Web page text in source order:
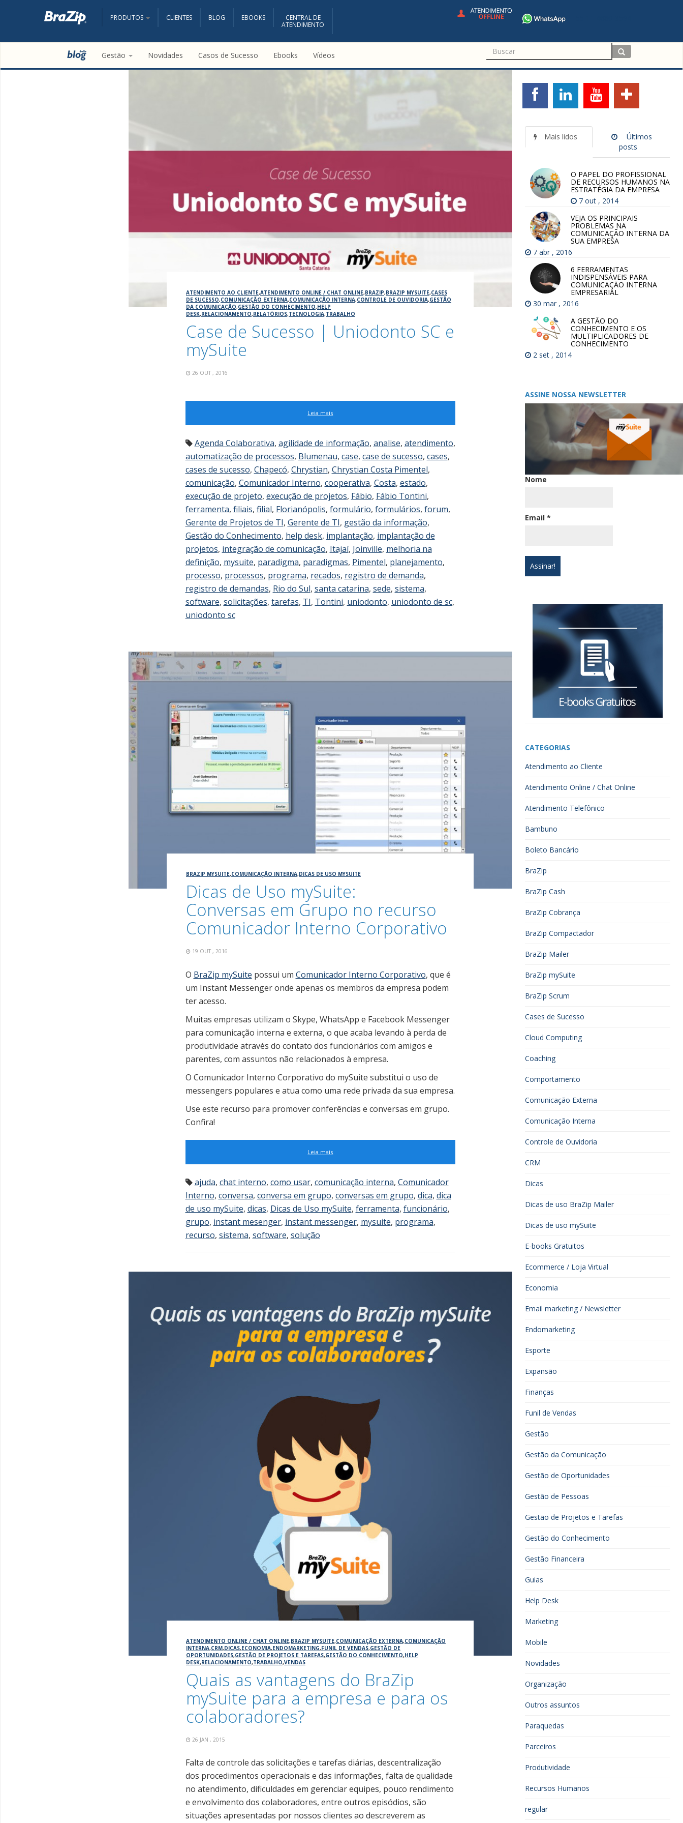
PRODUTOS CLIENTES BLOG EBOOKS
CENTRAL DE
ATENDIMENTO
Gestão Novidades Casos de Sucesso Ebooks Vídeos
ATENDIMENTO AO CLIENTE,ATENDIMENTO ONLINE / CHAT ONLINE,BRAZIP,BRAZIP MYSUITE,CASES
DE SUCESSO,COMUNICAÇÃO EXTERNA,COMUNICAÇÃO INTERNA,CONTROLE DE OUVIDORIA,GESTÃO
DA COMUNICAÇÃO,GESTÃO DO CONHECIMENTO,HELP
DESK,RELACIONAMENTO,RELATÓRIOS,TECNOLOGIA,TRABALHO
Case de Sucesso | Uniodonto SC e
mySuite
26 OUT , 2016
Leia mais
Agenda Colaborativa, agilidade de informação, analise, atendimento,
automatização de processos, Blumenau, case, case de sucesso, cases,
cases de sucesso, Chapecó, Chrystian, Chrystian Costa Pimentel,
comunicação, Comunicador Interno, cooperativa, Costa, estado,
execução de projeto, execução de projetos, Fábio, Fábio Tontini,
ferramenta, filiais, filial, Florianópolis, formulário, formulários, forum,
Gerente de Projetos de TI, Gerente de TI, gestão da informação,
Gestão do Conhecimento, help desk, implantação, implantação de
projetos, integração de comunicação, Itajaí, Joinville, melhoria na
definição, mysuite, paradigma, paradigmas, Pimentel, planejamento,
processo, processos, programa, recados, registro de demanda,
registro de demandas, Rio do Sul, santa catarina, sede, sistema,
software, solicitações, tarefas, TI, Tontini, uniodonto, uniodonto de sc,
uniodonto sc
BRAZIP MYSUITE,COMUNICAÇÃO INTERNA,DICAS DE USO MYSUITE
Dicas de Uso mySuite:
Conversas em Grupo no recurso
Comunicador Interno Corporativo
19 OUT , 2016
O BraZip mySuite possui um Comunicador Interno Corporativo, que é
um Instant Messenger onde apenas os membros da empresa podem
ter acesso.
Muitas empresas utilizam o Skype, WhatsApp e Facebook Messenger
para comunicação interna e externa, o que acaba levando à perda de
produtividade através do contato dos funcionários com amigos e
parentes, com assuntos não relacionados à empresa.
O Comunicador Interno Corporativo do mySuite substitui o uso de
messengers populares e atua como uma rede privada da sua empresa.
Use este recurso para promover conferências e conversas em grupo.
Confira!
Leia mais
ajuda, chat interno, como usar, comunicação interna, Comunicador
Interno, conversa, conversa em grupo, conversas em grupo, dica, dica
de uso mySuite, dicas, Dicas de Uso mySuite, ferramenta, funcionário,
grupo, instant mesenger, instant messenger, mysuite, programa,
recurso, sistema, software, solução
ATENDIMENTO ONLINE / CHAT ONLINE,BRAZIP MYSUITE,COMUNICAÇÃO EXTERNA,COMUNICAÇÃO
INTERNA,CRM,DICAS,ECONOMIA,ENDOMARKETING,FUNIL DE VENDAS,GESTÃO DE
OPORTUNIDADES,GESTÃO DE PROJETOS E TAREFAS,GESTÃO DO CONHECIMENTO,HELP
DESK,RELACIONAMENTO,TRABALHO,VENDAS
Quais as vantagens do BraZip
mySuite para a empresa e para os
colaboradores?
26 JAN , 2015
Falta de controle das solicitações e tarefas diárias, descentralização
dos procedimentos operacionais e das informações, falta de qualidade
no atendimento, dificuldades em gerenciar equipes, pouco rendimento
e envolvimento dos colaboradores, entre outros episódios, são
situações apresentadas por nossos clientes ao descreverem as
Mais lidos
Últimos
posts
O PAPEL DO PROFISSIONAL
DE RECURSOS HUMANOS NA
ESTRATÉGIA DA EMPRESA
7 out , 2014
VEJA OS PRINCIPAIS
PROBLEMAS NA
COMUNICAÇÃO INTERNA DA
SUA EMPRESA
7 abr , 2016
6 FERRAMENTAS
INDISPENSÁVEIS PARA
COMUNICAÇÃO INTERNA
EMPRESARIAL
30 mar , 2016
A GESTÃO DO
CONHECIMENTO E OS
MULTIPLICADORES DE
CONHECIMENTO
2 set , 2014
ASSINE NOSSA NEWSLETTER
Nome
Email *
CATEGORIAS
Atendimento ao Cliente
Atendimento Online / Chat Online
Atendimento Telefônico
Bambuno
Boleto Bancário
BraZip
BraZip Cash
BraZip Cobrança
BraZip Compactador
BraZip Mailer
BraZip mySuite
BraZip Scrum
Cases de Sucesso
Cloud Computing
Coaching
Comportamento
Comunicação Externa
Comunicação Interna
Controle de Ouvidoria
CRM
Dicas
Dicas de uso BraZip Mailer
Dicas de uso mySuite
E-books Gratuitos
Ecommerce / Loja Virtual
Economia
Email marketing / Newsletter
Endomarketing
Esporte
Expansão
Finanças
Funil de Vendas
Gestão
Gestão da Comunicação
Gestão de Oportunidades
Gestão de Pessoas
Gestão de Projetos e Tarefas
Gestão do Conhecimento
Gestão Financeira
Guias
Help Desk
Marketing
Mobile
Novidades
Organização
Outros assuntos
Paraquedas
Parceiros
Produtividade
Recursos Humanos
regular